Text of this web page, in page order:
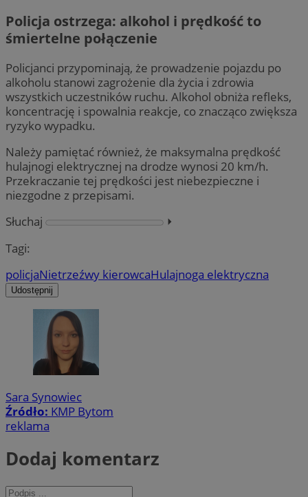
Policja ostrzega: alkohol i prędkość to
śmiertelne połączenie
Policjanci przypominają, że prowadzenie pojazdu po
alkoholu stanowi zagrożenie dla życia i zdrowia
wszystkich uczestników ruchu. Alkohol obniża refleks,
koncentrację i spowalnia reakcje, co znacząco zwiększa
ryzyko wypadku.
Należy pamiętać również, że maksymalna prędkość
hulajnogi elektrycznej na drodze wynosi 20 km/h.
Przekraczanie tej prędkości jest niebezpieczne i
niezgodne z przepisami.
Słuchaj
⏵︎
Tagi:
policjaNietrzeźwy kierowcaHulajnoga elektryczna
Udostępnij
Sara Synowiec
Źródło: KMP Bytom
reklama
Dodaj komentarz